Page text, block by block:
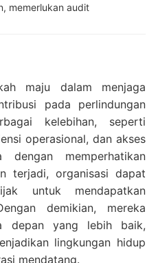
memerlukan audit
maju dalam menjaga
pada perlindungan
kelebihan, seperti
operasional, dan akses
memperhatikan
terjadi, organisasi dapat
untuk mendapatkan
demikian, mereka
depan yang lebih baik,
lingkungan hidup
mendatang.